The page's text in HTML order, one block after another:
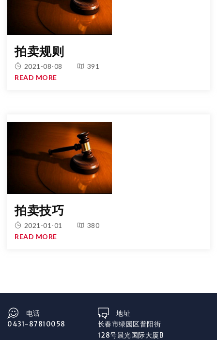
拍卖规则
2021-08-08
391
READ MORE
拍卖技巧
2021-01-01
380
READ MORE
电话
0431-87810058
地址
长春市绿园区普阳街
128号晨光国际大厦B